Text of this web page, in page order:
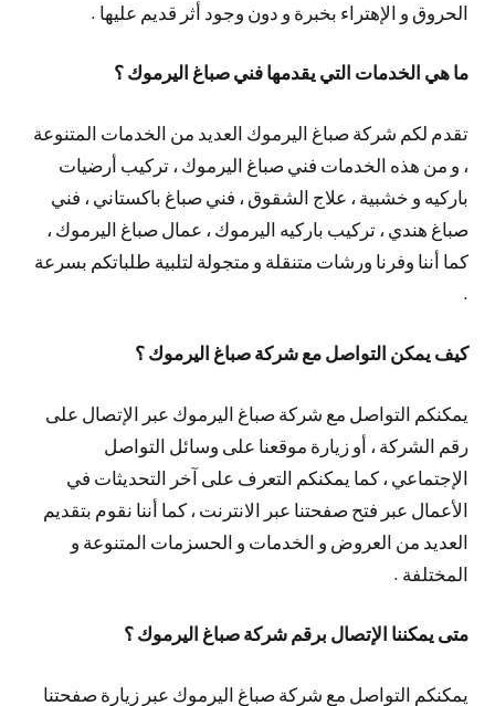
الحروق و الإهتراء بخبرة و دون وجود أثر قديم عليها .
ما هي الخدمات التي يقدمها فني صباغ اليرموك ؟
تقدم لكم شركة صباغ اليرموك العديد من الخدمات المتنوعة
، و من هذه الخدمات فني صباغ اليرموك ، تركيب أرضيات
باركيه و خشبية ، علاج الشقوق ، فني صباغ باكستاني ، فني
صباغ هندي ، تركيب باركيه اليرموك ، عمال صباغ اليرموك ،
كما أننا وفرنا ورشات متنقلة و متجولة لتلبية طلباتكم بسرعة
.
كيف يمكن التواصل مع شركة صباغ اليرموك ؟
يمكنكم التواصل مع شركة صباغ اليرموك عبر الإتصال على
رقم الشركة ، أو زيارة موقعنا على وسائل التواصل
الإجتماعي ، كما يمكنكم التعرف على آخر التحديثات في
الأعمال عبر فتح صفحتنا عبر الانترنت ، كما أننا نقوم بتقديم
العديد من العروض و الخدمات و الحسزمات المتنوعة و
المختلفة .
متى يمكننا الإتصال برقم شركة صباغ اليرموك ؟
يمكنكم التواصل مع شركة صباغ اليرموك عبر زيارة صفحتنا